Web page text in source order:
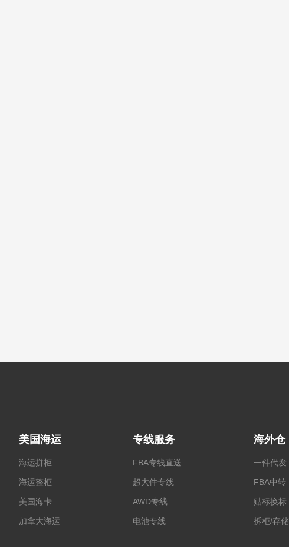
美国海运
海运拼柜
海运整柜
美国海卡
加拿大海运
专线服务
FBA专线直送
超大件专线
AWD专线
电池专线
海外仓
一件代发
FBA中转
贴标换标
拆柜/存储